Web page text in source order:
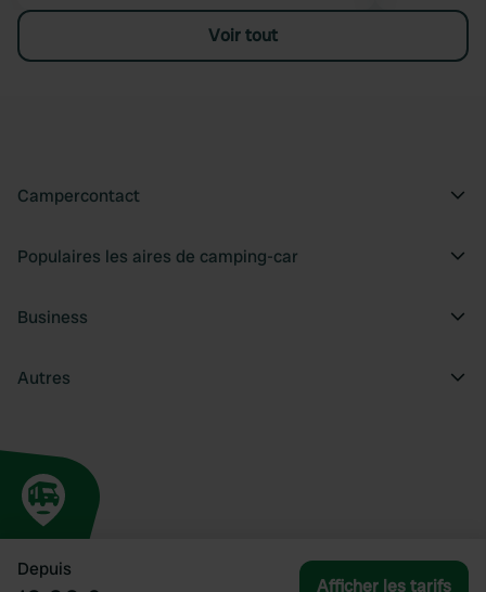
Depuis
Afficher les tarifs
Voir tout
Campercontact
Populaires les aires de camping-car
Business
Autres